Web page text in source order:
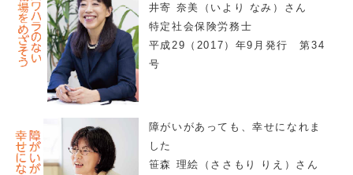
井寄 奈美（いより なみ）さん
特定社会保険労務士
平成29（2017）年9月発行 第34
号
障がいがあっても、幸せになれま
した
笹森 理絵（ささもり りえ）さん